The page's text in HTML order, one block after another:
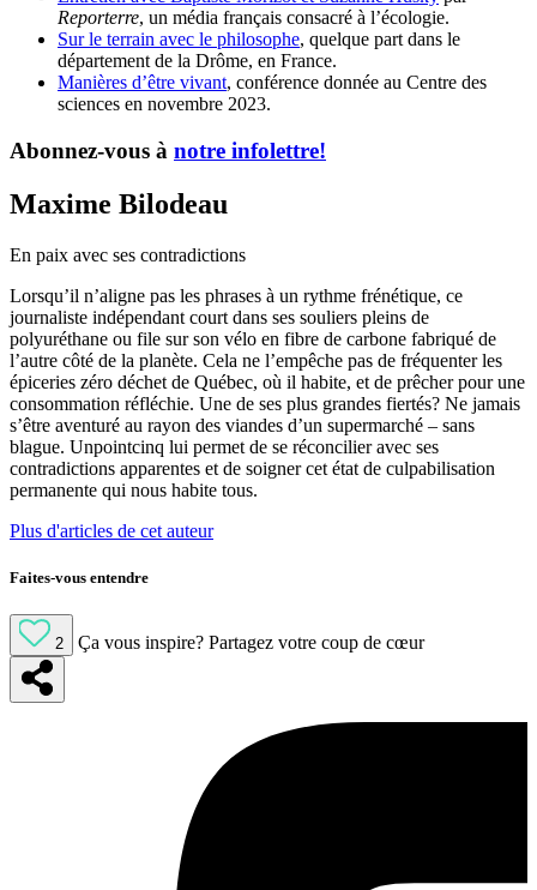
Reporterre, un média français consacré à l’écologie.
Sur le terrain avec le philosophe, quelque part dans le
département de la Drôme, en France.
Manières d’être vivant, conférence donnée au Centre des
sciences en novembre 2023.
Abonnez-vous à notre infolettre!
Maxime Bilodeau
En paix avec ses contradictions
Lorsqu’il n’aligne pas les phrases à un rythme frénétique, ce
journaliste indépendant court dans ses souliers pleins de
polyuréthane ou file sur son vélo en fibre de carbone fabriqué de
l’autre côté de la planète. Cela ne l’empêche pas de fréquenter les
épiceries zéro déchet de Québec, où il habite, et de prêcher pour une
consommation réfléchie. Une de ses plus grandes fiertés? Ne jamais
s’être aventuré au rayon des viandes d’un supermarché – sans
blague. Unpointcinq lui permet de se réconcilier avec ses
contradictions apparentes et de soigner cet état de culpabilisation
permanente qui nous habite tous.
Plus d'articles de cet auteur
Faites-vous entendre
2 Ça vous inspire? Partagez votre coup de cœur